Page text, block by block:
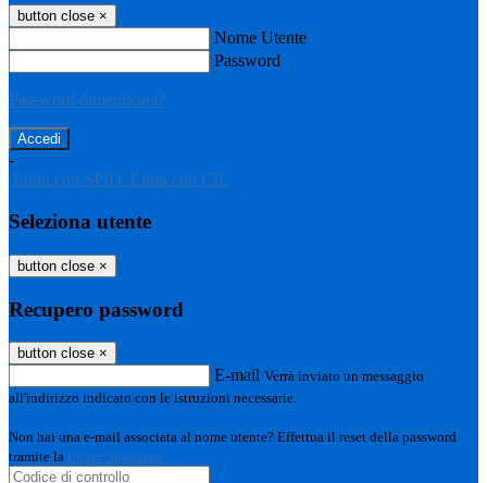
button close ×
Nome Utente
Password
Password dimenticata?
-
Entra con SPID Entra con CIE
Seleziona utente
button close ×
Recupero password
button close ×
E-mail Verrà inviato un messaggio
all'indirizzo indicato con le istruzioni necessarie.
Non hai una e-mail associata al nome utente? Effettua il reset della password
tramite la Login Spaggiari